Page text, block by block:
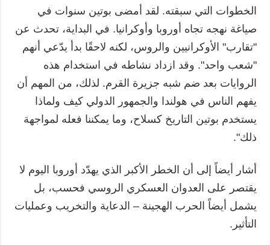
الخطوات التي سبقته. لقد أمضى بوتين سنوات في
صياغة نهجه تجاه أوروبا وأوكرانيا. في البداية، تحدث عن
"تقارب" الأوكرانيين والروس، لكنه لاحقًا بدأ يدّعي أنهم
"شعب واحد". وقد ازداد نشاطه في استخدام هذه
الروايات بعد ضم شبه جزيرة القرم. لذلك، من المهم أن
يفهم الناس في هولندا والجمهور الدولي كيف ولماذا
يستخدم بوتين التاريخ كسلاح، وما يمكننا فعله لمواجهة
ذلك".
أشار أيضاً إلى أن الخطر الأكبر الذي يهدّد أوروبا اليوم لا
يقتصر على العدوان العسكري الروسي فحسب، بل
يشمل أيضاً الحرب الهجينة – الدعاية والتخريب وعمليات
التأثير.